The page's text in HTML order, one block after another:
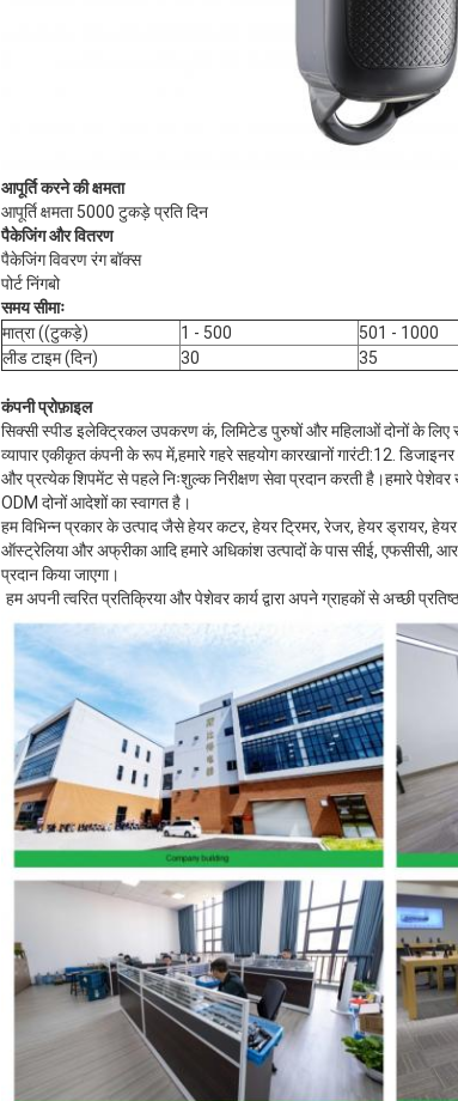
आपूर्ति करने की क्षमता
आपूर्ति क्षमता 5000 टुकड़े प्रति दिन
पैकेजिंग और वितरण
पैकेजिंग विवरण रंग बॉक्स
पोर्ट निंगबो
समय सीमाः
मात्रा ((टुकड़े)
1 - 500 501 - 1000
लीड टाइम (दिन)
30 35
कंपनी प्रोफ़ाइल
सिक्सी स्पीड इलेक्ट्रिकल उपकरण कं, लिमिटेड पुरुषों और महिलाओं दोनों के लिए
व्यापार एकीकृत कंपनी के रूप में,हमारे गहरे सहयोग कारखानों गारंटी:12.
और प्रत्येक शिपमेंट से पहले निःशुल्क निरीक्षण सेवा प्रदान करती है।हमारे
ODM दोनों आदेशों का स्वागत है।
हम विभिन्न प्रकार के उत्पाद जैसे हेयर कटर, हेयर ट्रिमर, रेजर, हेयर ड्रायर, हेयर
ऑस्ट्रेलिया और अफ्रीका आदि हमारे अधिकांश उत्पादों के पास सीई,
प्रदान किया जाएगा।
हम अपनी त्वरित प्रतिक्रिया और पेशेवर कार्य द्वारा अपने ग्राहकों से अच्छी